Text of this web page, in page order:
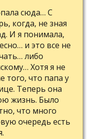
сюда… С
когда, не зная
И я понимала,
и это все не
либо
Хотя я не
того, что папа у
Теперь она
жизнь. Было
что много
очередь есть